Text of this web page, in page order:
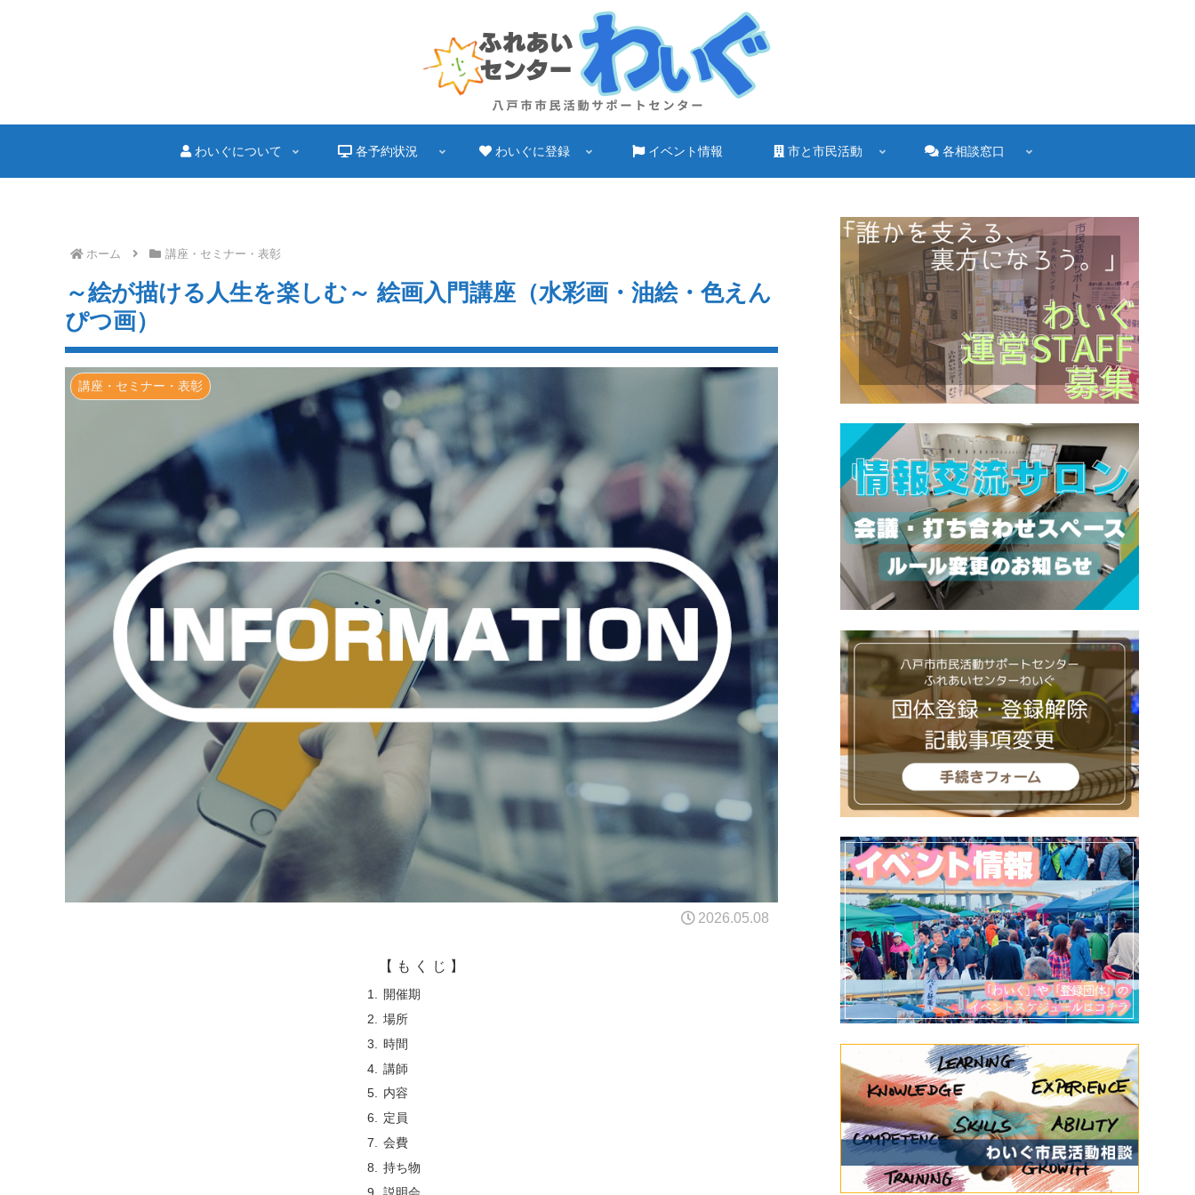
わいぐについて 各予約状況 わいぐに登録 イベント情報 市と市民活動 各相談窓口
ホーム 講座・セミナー・表彰
～絵が描ける人生を楽しむ～ 絵画入門講座（水彩画・油絵・色えん
ぴつ画）
講座・セミナー・表彰
2026.05.08
【 も く じ 】
開催期
場所
時間
講師
内容
定員
会費
持ち物